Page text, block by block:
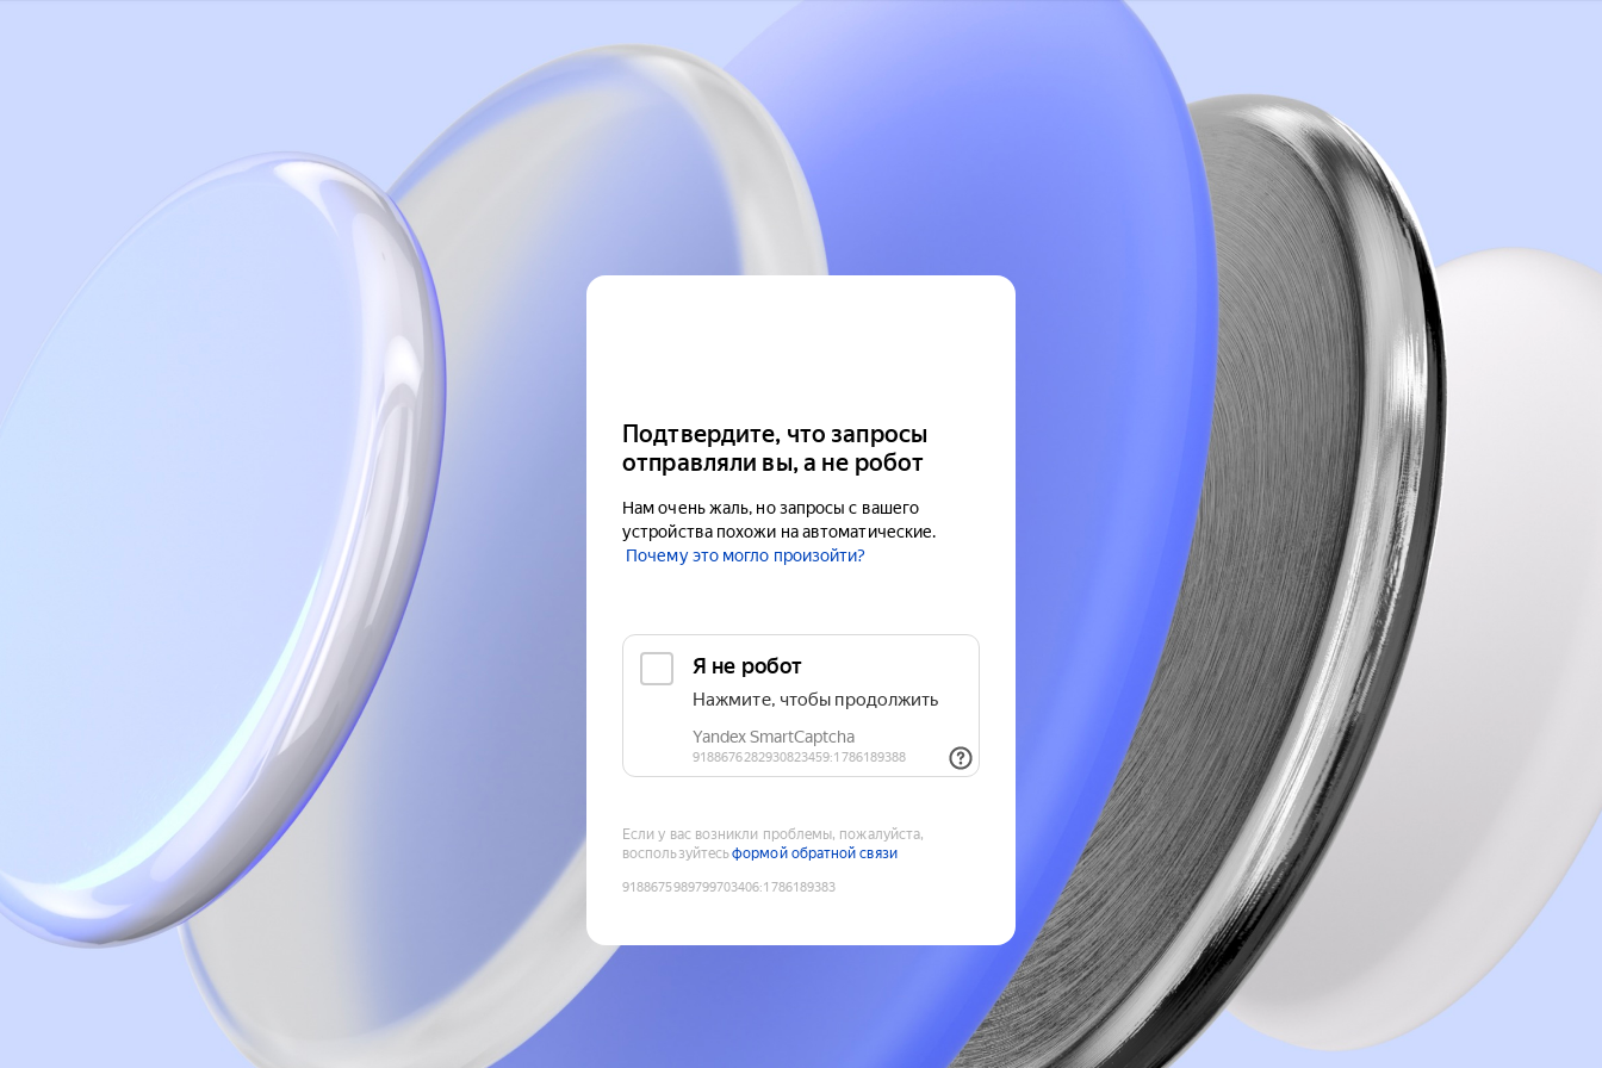
Подтвердите, что запросы
отправляли вы, а не робот
Нам очень жаль, но запросы с вашего
устройства похожи на автоматические.
Почему это могло произойти?
Если у вас возникли проблемы, пожалуйста,
воспользуйтесьформой обратной связи
9188675989799703406:1786189383